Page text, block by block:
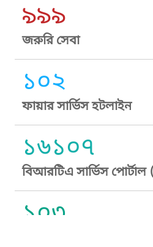
৯৯৯
জরুরি সেবা
১০২
ফায়ার সার্ভিস হটলাইন
১৬১০৭
বিআরটিএ সার্ভিস
১০৩